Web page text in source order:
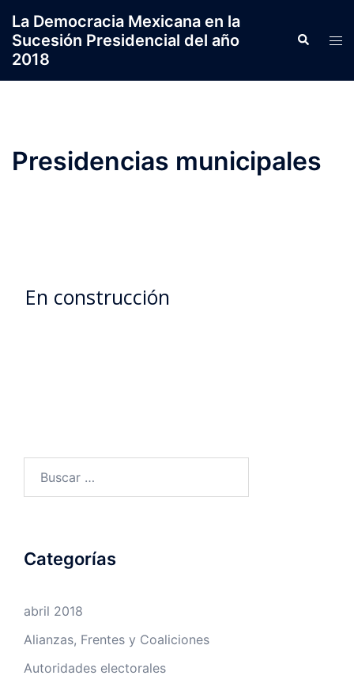
contenido
La Democracia Mexicana en la
Sucesión Presidencial del año
2018
Search
Presidencias municipales
En construcción
Categorías
abril 2018
Alianzas, Frentes y Coaliciones
Autoridades electorales